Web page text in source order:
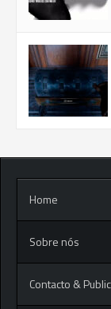
Home
Sobre nós
Contacto &